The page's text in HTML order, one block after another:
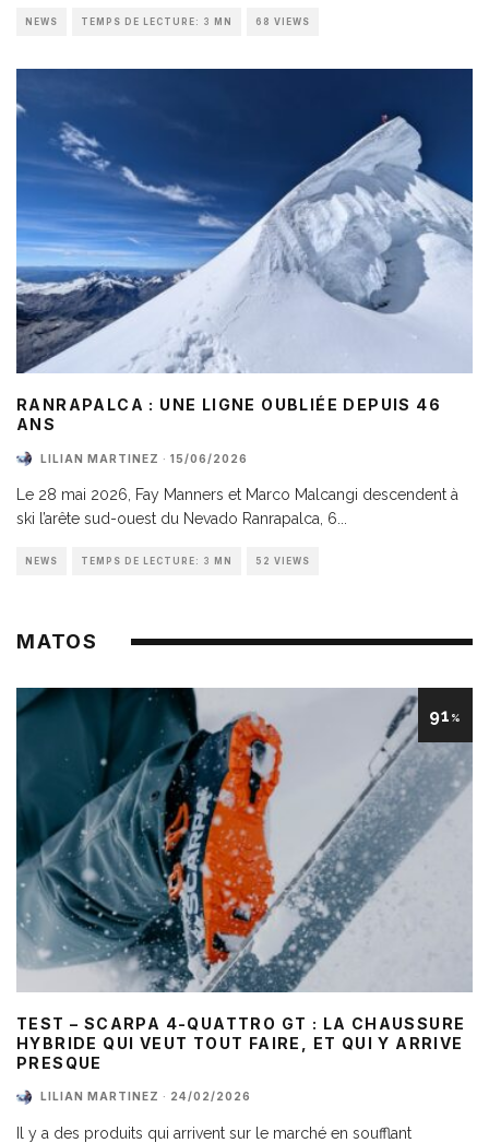
NEWS TEMPS DE LECTURE: 3 MN 68 VIEWS
RANRAPALCA : UNE LIGNE OUBLIÉE DEPUIS 46
ANS
LILIAN MARTINEZ · 15/06/2026
Le 28 mai 2026, Fay Manners et Marco Malcangi descendent à
ski l’arête sud-ouest du Nevado Ranrapalca, 6
NEWS TEMPS DE LECTURE: 3 MN 52 VIEWS
MATOS
91 %
TEST – SCARPA 4-QUATTRO GT : LA CHAUSSURE
HYBRIDE QUI VEUT TOUT FAIRE, ET QUI Y ARRIVE
PRESQUE
LILIAN MARTINEZ · 24/02/2026
Il y a des produits qui arrivent sur le marché en soufflant